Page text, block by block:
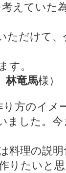
えていた
ただけて
す。
林竜馬様）
方のイメ
ました。
料理の説
りたいと